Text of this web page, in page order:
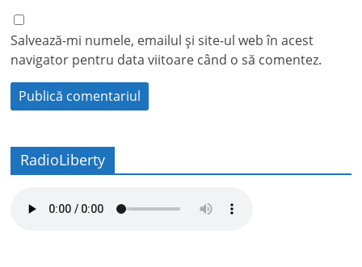
Salvează-mi numele, emailul și site-ul web în acest
navigator pentru data viitoare când o să comentez.
RadioLiberty